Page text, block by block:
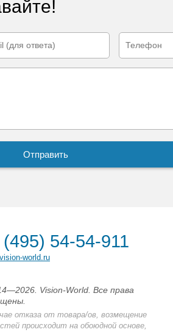
(495) 54-54-911
world.ru
Vision-World. Все права
отказа от товара/ов, возмещение
происходит на обоюдной основе,